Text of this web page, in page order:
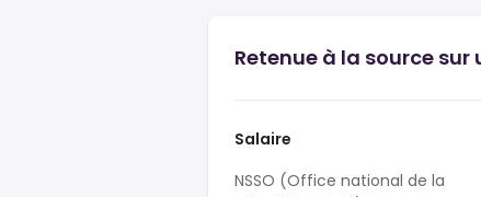
Retenue à la source
Salaire
NSSO (Office national de la